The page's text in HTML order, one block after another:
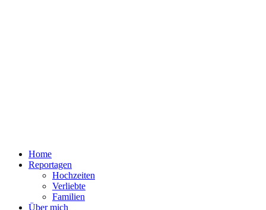
Home
Reportagen
Hochzeiten
Verliebte
Familien
Über mich